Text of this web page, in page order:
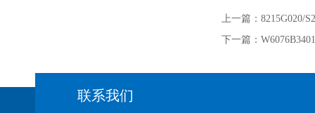
上一篇： 8215G020/
下一篇：
联系我们